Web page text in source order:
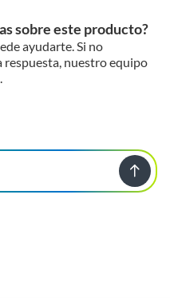
sobre este producto?
ayudarte. Si no
respuesta, nuestro equipo